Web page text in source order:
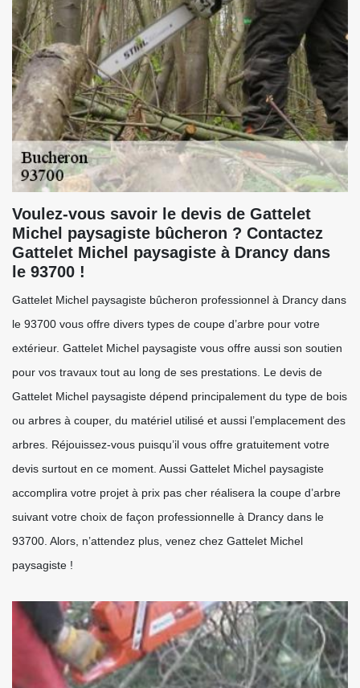
Voulez-vous savoir le devis de Gattelet
Michel paysagiste bûcheron ? Contactez
Gattelet Michel paysagiste à Drancy dans
le 93700 !
Gattelet Michel paysagiste bûcheron professionnel à Drancy dans
le 93700 vous offre divers types de coupe d’arbre pour votre
extérieur. Gattelet Michel paysagiste vous offre aussi son soutien
pour vos travaux tout au long de ses prestations. Le devis de
Gattelet Michel paysagiste dépend principalement du type de bois
ou arbres à couper, du matériel utilisé et aussi l’emplacement des
arbres. Réjouissez-vous puisqu’il vous offre gratuitement votre
devis surtout en ce moment. Aussi Gattelet Michel paysagiste
accomplira votre projet à prix pas cher réalisera la coupe d’arbre
suivant votre choix de façon professionnelle à Drancy dans le
93700. Alors, n’attendez plus, venez chez Gattelet Michel
paysagiste !